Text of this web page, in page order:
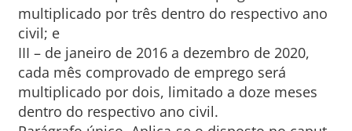
multiplicado por três dentro do respectivo ano
civil; e
III – de janeiro de 2016 a dezembro de 2020,
cada mês comprovado de emprego será
multiplicado por dois, limitado a doze meses
dentro do respectivo ano civil.